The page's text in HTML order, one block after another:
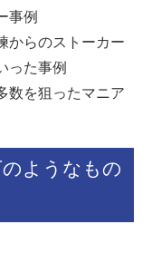
事例
からのストーカー
った事例
数を狙ったマニア
ようなもの